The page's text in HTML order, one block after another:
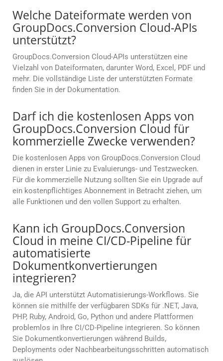
Welche Dateiformate werden von
GroupDocs.Conversion Cloud-APIs
unterstützt?
GroupDocs.Conversion Cloud-APIs unterstützen eine
Vielzahl von Dateiformaten, darunter Word, Excel, PDF und
mehr. Die vollständige Liste der unterstützten Formate
finden Sie in der Dokumentation.
Darf ich die kostenlosen Apps von
GroupDocs.Conversion Cloud für
kommerzielle Zwecke verwenden?
Die kostenlosen Apps von GroupDocs.Conversion Cloud
dienen in erster Linie zu Evaluierungs- und Testzwecken.
Für die kommerzielle Nutzung sollten Sie ein Upgrade auf
ein kostenpflichtiges Abonnement in Betracht ziehen, um
alle Funktionen und den vollen Support zu erhalten.
Kann ich GroupDocs.Conversion
Cloud in meine CI/CD-Pipeline für
automatisierte
Dokumentkonvertierungen
integrieren?
Ja, die API unterstützt Automatisierungs-Workflows. Sie
können sie mithilfe der verfügbaren SDKs für .NET, Java,
PHP, Ruby, Android, Go, Python und andere Plattformen
problemlos in Ihre CI/CD-Pipeline integrieren. So können
Sie Dokumentkonvertierungen während Builds,
Deployments oder Nachbearbeitungsschritten automatisch